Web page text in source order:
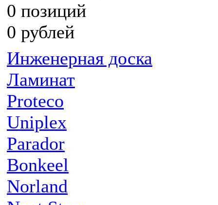
0 позиций
0 рублей
Инженерная доска
Ламинат
Proteco
Uniplex
Parador
Bonkeel
Norland